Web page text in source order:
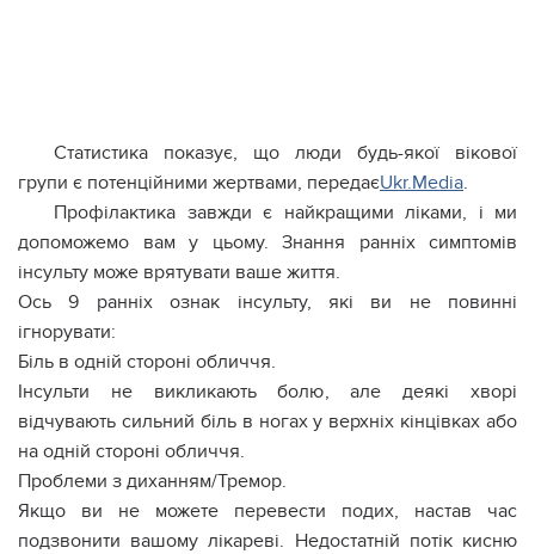
Статистика показує, що люди будь-якої вікової
групи є потенційними жертвами, передаєUkr.Media.
Профілактика завжди є найкращими ліками, і ми
допоможемо вам у цьому. Знання ранніх симптомів
інсульту може врятувати ваше життя.
Ось 9 ранніх ознак інсульту, які ви не повинні
ігнорувати:
Біль в одній стороні обличчя.
Інсульти не викликають болю, але деякі хворі
відчувають сильний біль в ногах у верхніх кінцівках або
на одній стороні обличчя.
Проблеми з диханням/Тремор.
Якщо ви не можете перевести подих, настав час
подзвонити вашому лікареві. Недостатній потік кисню